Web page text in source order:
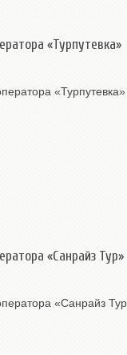
«Турпутевка»
«Санрайз Тур»